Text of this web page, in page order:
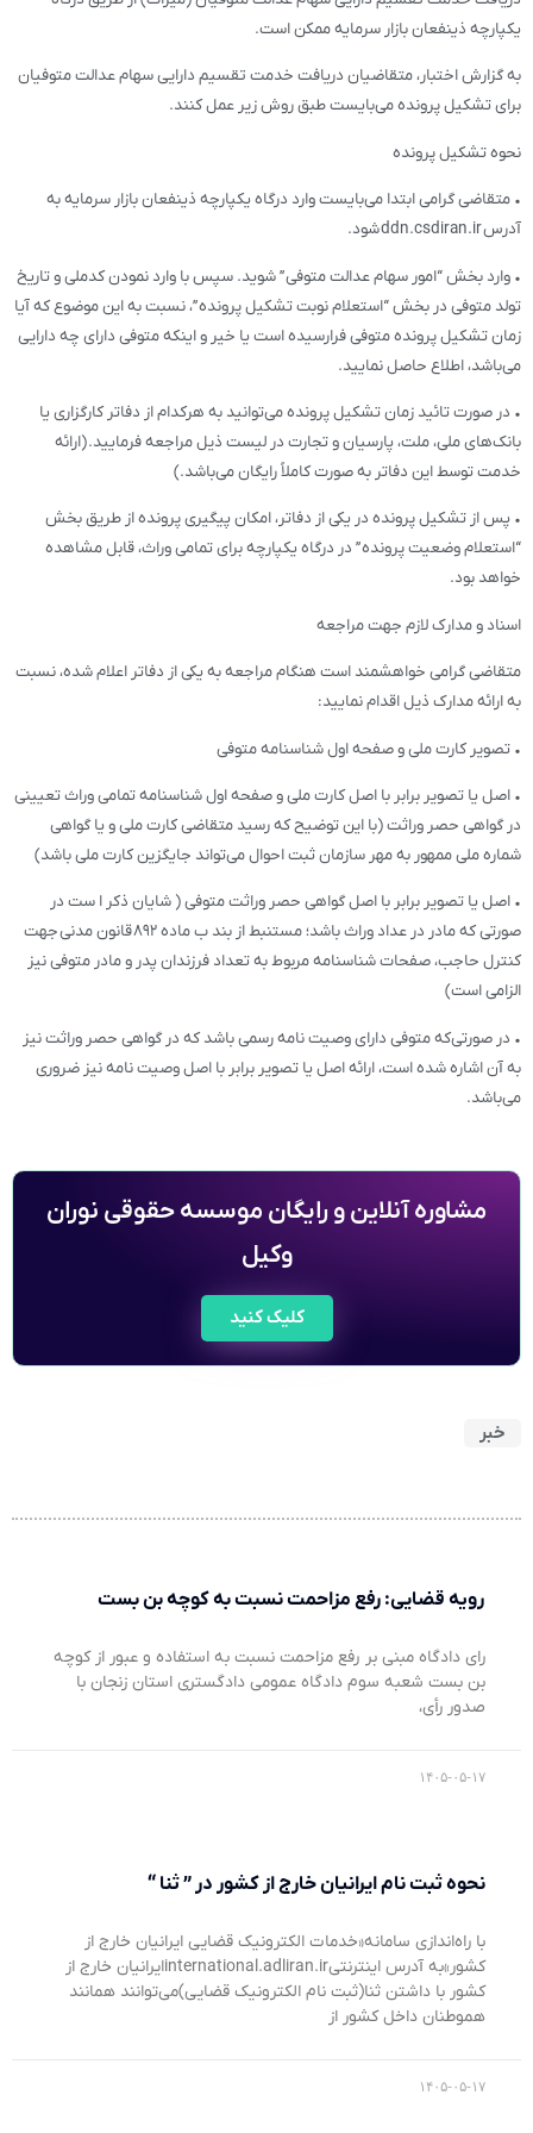
یکپارچه ذینفعان بازار سرمایه ممکن است.
به گزارش اختبار، متقاضیان دریافت خدمت تقسیم دارایی سهام عدالت متوفیان
برای تشکیل پرونده می‌بایست طبق روش زیر عمل کنند.
نحوه تشکیل پرونده
• متقاضی گرامی ابتدا می‌بایست وارد درگاه یکپارچه ذینفعان بازار سرمایه به
آدرس ddn.csdiran.ir شود.
• وارد بخش “امور سهام عدالت متوفی” شوید. سپس با وارد نمودن کدملی و تاریخ
تولد متوفی در بخش “استعلام نوبت تشکیل پرونده”، نسبت به این موضوع که آیا
زمان تشکیل پرونده متوفی فرارسیده است یا خیر و اینکه متوفی دارای چه دارایی
می‌باشد، اطلاع حاصل نمایید.
• در صورت تائید زمان تشکیل پرونده می‌توانید به هرکدام از دفاتر کارگزاری یا
بانک‌های ملی، ملت، پارسیان و تجارت در لیست ذیل مراجعه فرمایید. (ارائه
خدمت توسط این دفاتر به صورت کاملاً رایگان می‌باشد.)
• پس از تشکیل پرونده در یکی از دفاتر، امکان پیگیری پرونده از طریق بخش
“استعلام وضعیت پرونده” در درگاه یکپارچه برای تمامی وراث، قابل مشاهده
خواهد بود.
اسناد و مدارک لازم جهت مراجعه
متقاضی گرامی خواهشمند است هنگام مراجعه به یکی از دفاتر اعلام شده، نسبت
به ارائه مدارک ذیل اقدام نمایید:
• تصویر کارت ملی و صفحه اول شناسنامه متوفی
• اصل یا تصویر برابر با اصل کارت ملی و صفحه اول شناسنامه تمامی وراث تعیینی
در گواهی حصر وراثت (با این توضیح که رسید متقاضی کارت ملی و یا گواهی
شماره ملی ممهور به مهر سازمان ثبت احوال می‌تواند جایگزین کارت ملی باشد)
• اصل یا تصویر برابر با اصل گواهی حصر وراثت متوفی ( شایان ذکر ا ست در
صورتی که مادر در عداد وراث باشد؛ مستنبط از بند ب ماده ۸۹۲ قانون مدنی جهت
کنترل حاجب، صفحات شناسنامه مربوط به تعداد فرزندان پدر و مادر متوفی نیز
الزامی است)
• در صورتی‌که متوفی دارای وصیت نامه رسمی باشد که در گواهی حصر وراثت نیز
به آن اشاره شده است، ارائه اصل یا تصویر برابر با اصل وصیت نامه نیز ضروری
می‌باشد.
مشاوره آنلاین و رایگان موسسه حقوقی نوران
وکیل
کلیک کنید
خبر
رویه قضایی: رفع مزاحمت نسبت به کوچه بن بست
رای دادگاه مبنی بر رفع مزاحمت نسبت به استفاده و عبور از کوچه
بن بست شعبه سوم دادگاه عمومی دادگستری استان زنجان با
صدور رأی،
۱۴۰۵-۰۵-۱۷
نحوه ثبت نام ایرانیان خارج از کشور در ” ثنا “
با راه‌اندازی سامانه«خدمات الکترونیک قضایی ایرانیان خارج از
کشور»به آدرس اینترنتیinternational.adliran.irایرانیان خارج از
کشور با داشتن ثنا(ثبت نام الکترونیک قضایی)می‌توانند همانند
هموطنان داخل کشور از
۱۴۰۵-۰۵-۱۷